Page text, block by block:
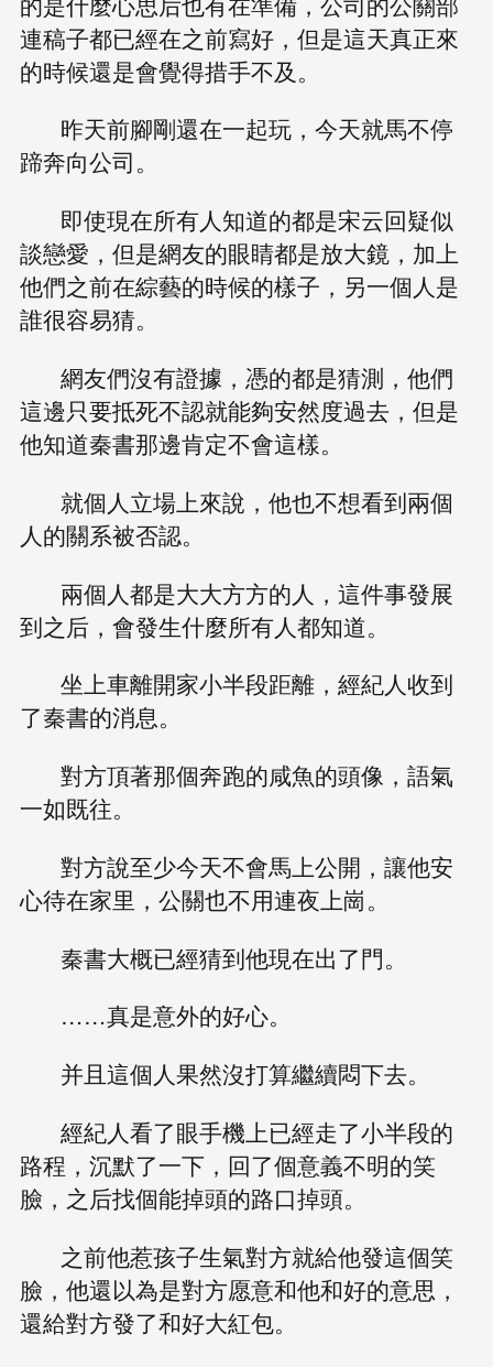
連稿子都已經在之前寫好，但是這天真正來
的時候還是會覺得措手不及。
昨天前腳剛還在一起玩，今天就馬不停
蹄奔向公司。
即使現在所有人知道的都是宋云回疑似
談戀愛，但是網友的眼睛都是放大鏡，加上
他們之前在綜藝的時候的樣子，另一個人是
誰很容易猜。
網友們沒有證據，憑的都是猜測，他們
這邊只要抵死不認就能夠安然度過去，但是
他知道秦書那邊肯定不會這樣。
就個人立場上來說，他也不想看到兩個
人的關系被否認。
兩個人都是大大方方的人，這件事發展
到之后，會發生什麼所有人都知道。
坐上車離開家小半段距離，經紀人收到
了秦書的消息。
對方頂著那個奔跑的咸魚的頭像，語氣
一如既往。
對方說至少今天不會馬上公開，讓他安
心待在家里，公關也不用連夜上崗。
秦書大概已經猜到他現在出了門。
……真是意外的好心。
并且這個人果然沒打算繼續悶下去。
經紀人看了眼手機上已經走了小半段的
路程，沉默了一下，回了個意義不明的笑
臉，之后找個能掉頭的路口掉頭。
之前他惹孩子生氣對方就給他發這個笑
臉，他還以為是對方愿意和他和好的意思，
還給對方發了和好大紅包。